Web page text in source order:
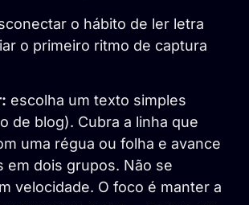
o hábito de ler letra
o primeiro ritmo de captura
escolha um texto simples
de blog). Cubra a linha que
uma régua ou folha e avance
em dois grupos. Não se
velocidade. O foco é manter a